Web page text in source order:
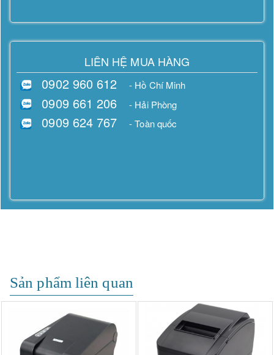
LIÊN HỆ MUA HÀNG
0902 960 612 - Hồ Chí Minh
0909 661 206 - Hải Phòng
0909 624 767 - Toàn quốc
Sản phẩm liên quan